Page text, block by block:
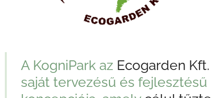
A KogniPark az Ecogarden Kft.
saját tervezésű és fejlesztésű